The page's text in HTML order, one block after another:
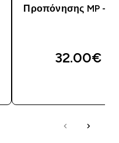
Προπόνησης MP -
32.00€‎